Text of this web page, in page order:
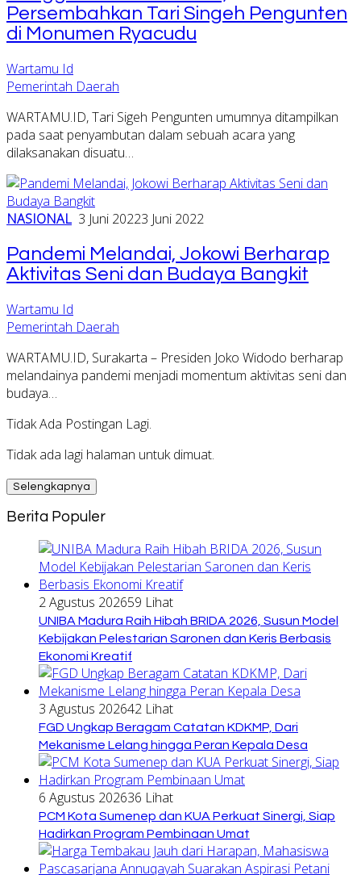
Persembahkan Tari Singeh Pengunten
di Monumen Ryacudu
Wartamu Id
Pemerintah Daerah
WARTAMU.ID, Tari Sigeh Pengunten umumnya ditampilkan
pada saat penyambutan dalam sebuah acara yang
dilaksanakan disuatu…
NASIONAL 3 Juni 20223 Juni 2022
Pandemi Melandai, Jokowi Berharap
Aktivitas Seni dan Budaya Bangkit
Wartamu Id
Pemerintah Daerah
WARTAMU.ID, Surakarta – Presiden Joko Widodo berharap
melandainya pandemi menjadi momentum aktivitas seni dan
budaya…
Tidak Ada Postingan Lagi.
Tidak ada lagi halaman untuk dimuat.
Selengkapnya
Berita Populer
2 Agustus 202659 Lihat
UNIBA Madura Raih Hibah BRIDA 2026, Susun Model
Kebijakan Pelestarian Saronen dan Keris Berbasis
Ekonomi Kreatif
3 Agustus 202642 Lihat
FGD Ungkap Beragam Catatan KDKMP, Dari
Mekanisme Lelang hingga Peran Kepala Desa
6 Agustus 202636 Lihat
PCM Kota Sumenep dan KUA Perkuat Sinergi, Siap
Hadirkan Program Pembinaan Umat